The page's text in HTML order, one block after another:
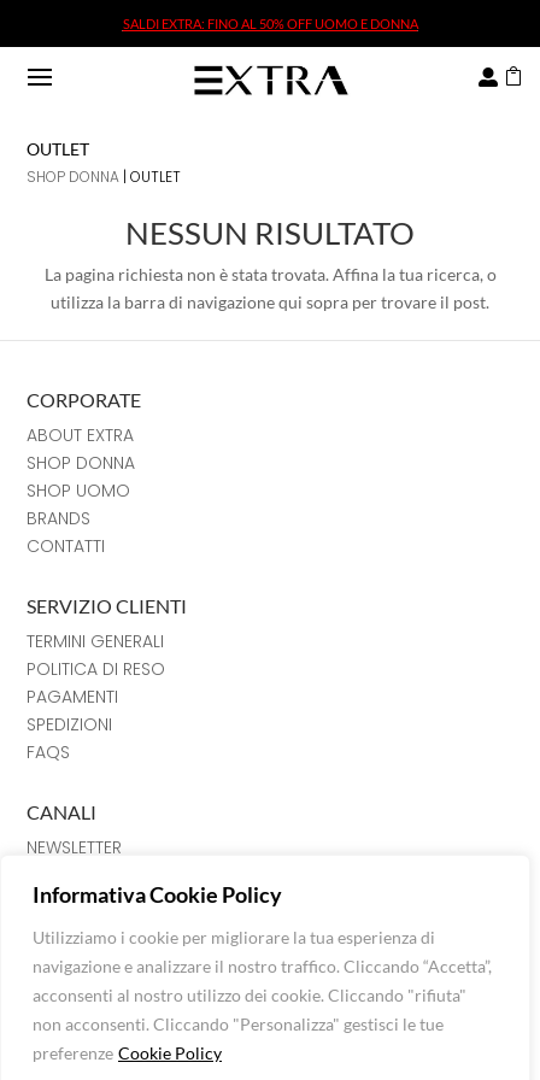
Informativa Cookie Policy
Utilizziamo i cookie per migliorare la tua esperienza di
navigazione e analizzare il nostro traffico. Cliccando “Accetta”,
acconsenti al nostro utilizzo dei cookie. Cliccando "rifiuta"
non acconsenti. Cliccando "Personalizza" gestisci le tue
preferenze Cookie Policy
SALDI EXTRA: FINO AL 50% OFF UOMO E DONNA
SALDI EXTRA: FINO AL 50% OFF UOMO E DONNA
 
OUTLET
SHOP DONNA | OUTLET
NESSUN RISULTATO
La pagina richiesta non è stata trovata. Affina la tua ricerca, o
utilizza la barra di navigazione qui sopra per trovare il post.
CORPORATE
ABOUT EXTRA
SHOP DONNA
SHOP UOMO
BRANDS
CONTATTI
SERVIZIO CLIENTI
TERMINI GENERALI
POLITICA DI RESO
PAGAMENTI
SPEDIZIONI
FAQS
CANALI
NEWSLETTER
FACEBOOK
CHAT
Luna Srl © Extra Fashion Stores 2026
Via Mazzini n. 120, C. Fiorentino, 52043 (AR)
P.I: 01624850515 -info@extrafashionstores.com